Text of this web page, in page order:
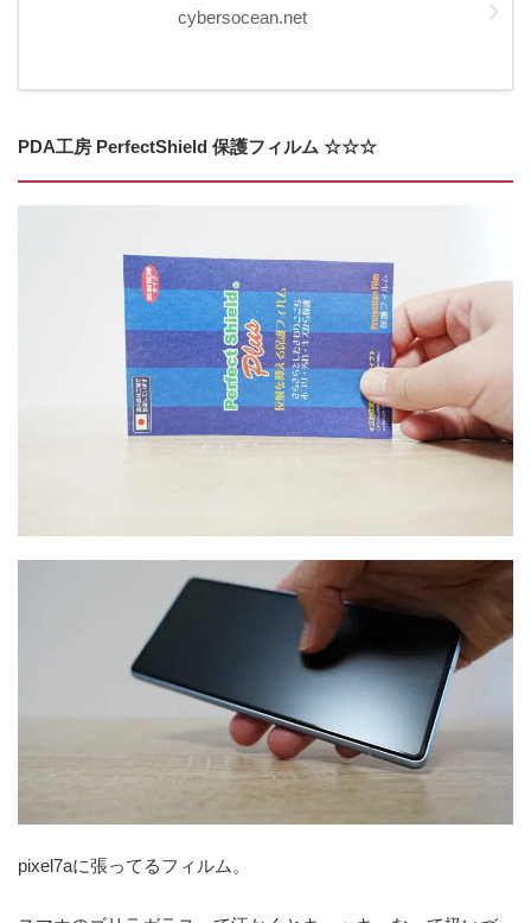
cybersocean.net
PDA工房 PerfectShield 保護フィルム ☆☆☆
pixel7aに張ってるフィルム。